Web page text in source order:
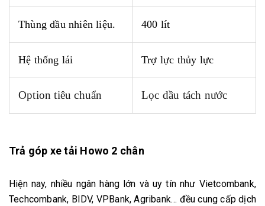
Thùng dầu nhiên liệu. 400 lít
Hệ thống lái Trợ lực thủy lực
Option tiêu chuẩn Lọc dầu tách nước
Trả góp xe tải Howo 2 chân
Hiện nay, nhiều ngân hàng lớn và uy tín như Vietcombank,
Techcombank, BIDV, VPBank, Agribank… đều cung cấp dịch